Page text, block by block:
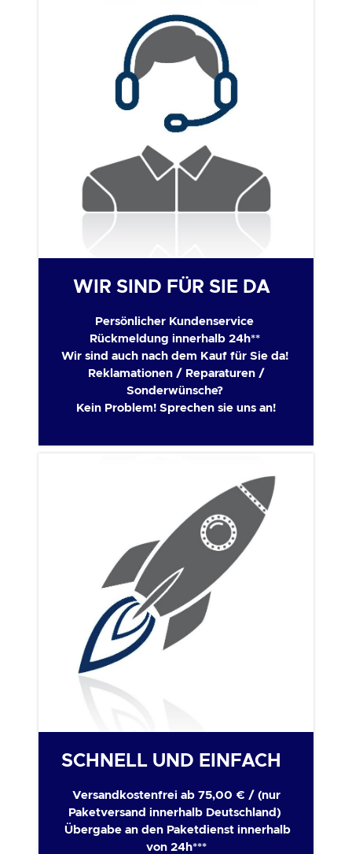
WIR SIND FÜR SIE DA
Persönlicher Kundenservice
Rückmeldung innerhalb 24h**
Wir sind auch nach dem Kauf für Sie da!
Reklamationen / Reparaturen /
Sonderwünsche?
Kein Problem! Sprechen sie uns an!
SCHNELL UND EINFACH
Versandkostenfrei ab 75,00 € / (nur
Paketversand innerhalb Deutschland)
Übergabe an den Paketdienst innerhalb
von 24h***